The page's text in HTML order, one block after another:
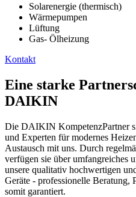
Solarenergie (thermisch)
Wärmepumpen
Lüftung
Gas- Ölheizung
Kontakt
Eine starke
DAIKIN
Die DAIKIN KompetenzPartner
und Experten für modernes
Austausch mit uns. Durch
verfügen sie über umfangreiches
unsere qualitativ hochwertigen
Geräte - professionelle Beratung,
somit garantiert.